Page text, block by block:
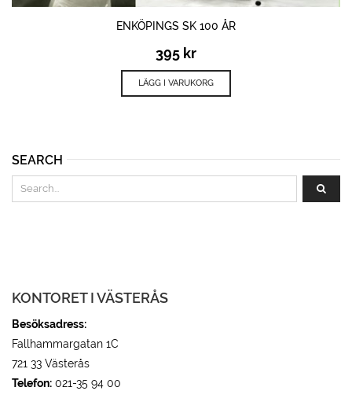
ENKÖPINGS SK 100 ÅR
395 kr
LÄGG I VARUKORG
SEARCH
KONTORET I VÄSTERÅS
Besöksadress:
Fallhammargatan 1C
721 33 Västerås
Telefon: 021-35 94 00